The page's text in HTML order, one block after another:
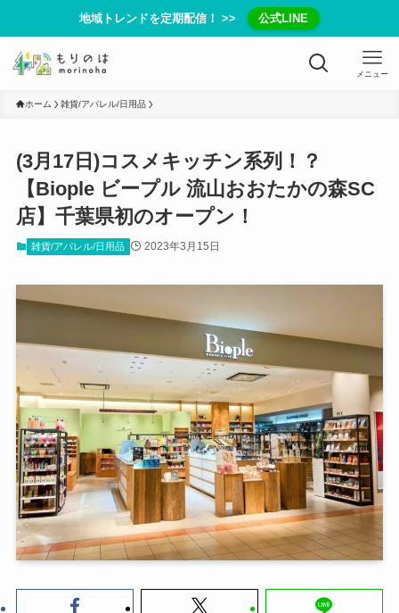
地域トレンドを定期配信！ >> 公式LINE
メニュー
ホーム 雑貨/アパレル/日用品
(3月17日)コスメキッチン系列！？
【Biople ビープル 流山おおたかの森SC
店】千葉県初のオープン！
雑貨/アパレル/日用品 2023年3月15日